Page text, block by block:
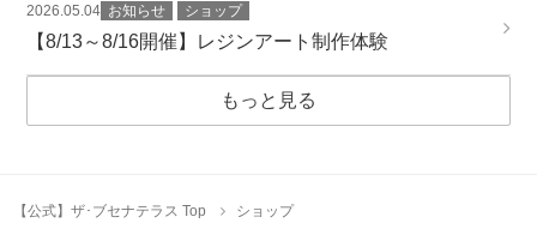
2026.05.04 お知らせ ショップ
【8/13～8/16開催】レジンアート制作体験
もっと見る
【公式】ザ･ブセナテラス Top ショップ